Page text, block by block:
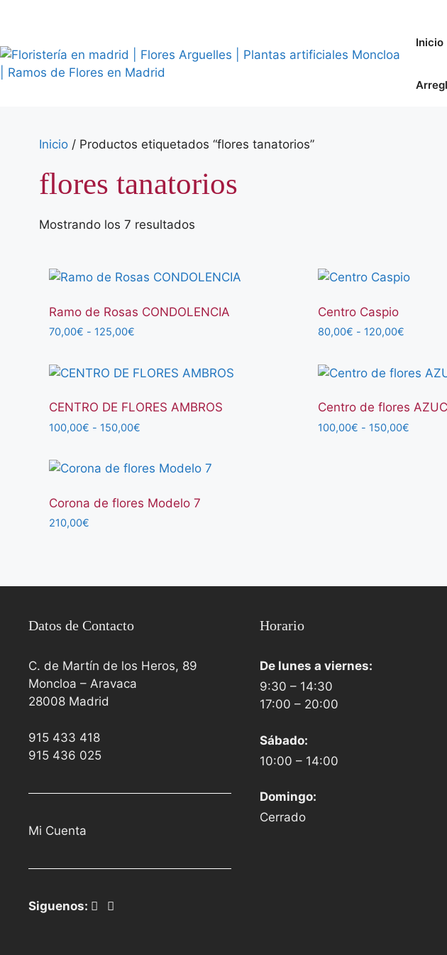
contenido
Inicio
Inicio / Productos etiquetados “flores tanatorios”
flores tanatorios
Mostrando los 7 resultados
bajo
alto
Ramo de Rosas CONDOLENCIA
70,00€ - 125,00€Rango
desde
hasta
125,00€
Centro Caspio
80,00€ - 120,00€
desde
hasta
120,00€
CENTRO DE FLORES AMBROS
100,00€ - 150,00€Rango
desde
hasta
Centro de flores
100,00€ - 150,00€
Corona de flores Modelo 7
210,00€
Datos de Contacto
C. de Martín de los Heros, 89
Moncloa – Aravaca
28008 Madrid
915 433 418
915 436 025
Mi Cuenta
Siguenos:
Horario
De lunes a viernes:
9:30 – 14:30
17:00 – 20:00
Sábado:
10:00 – 14:00
Domingo:
Cerrado